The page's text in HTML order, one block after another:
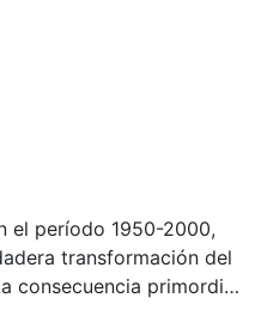
el período 1950-2000,
transformación del
consecuencia primordial